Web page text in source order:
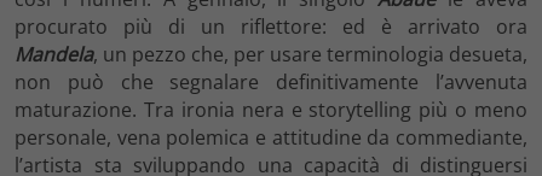
procurato più di un riflettore: ed è arrivato ora
Mandela, un pezzo che, per usare terminologia desueta,
non può che segnalare definitivamente l’avvenuta
maturazione. Tra ironia nera e storytelling più o meno
personale, vena polemica e attitudine da commediante,
l’artista sta sviluppando una capacità di distinguersi